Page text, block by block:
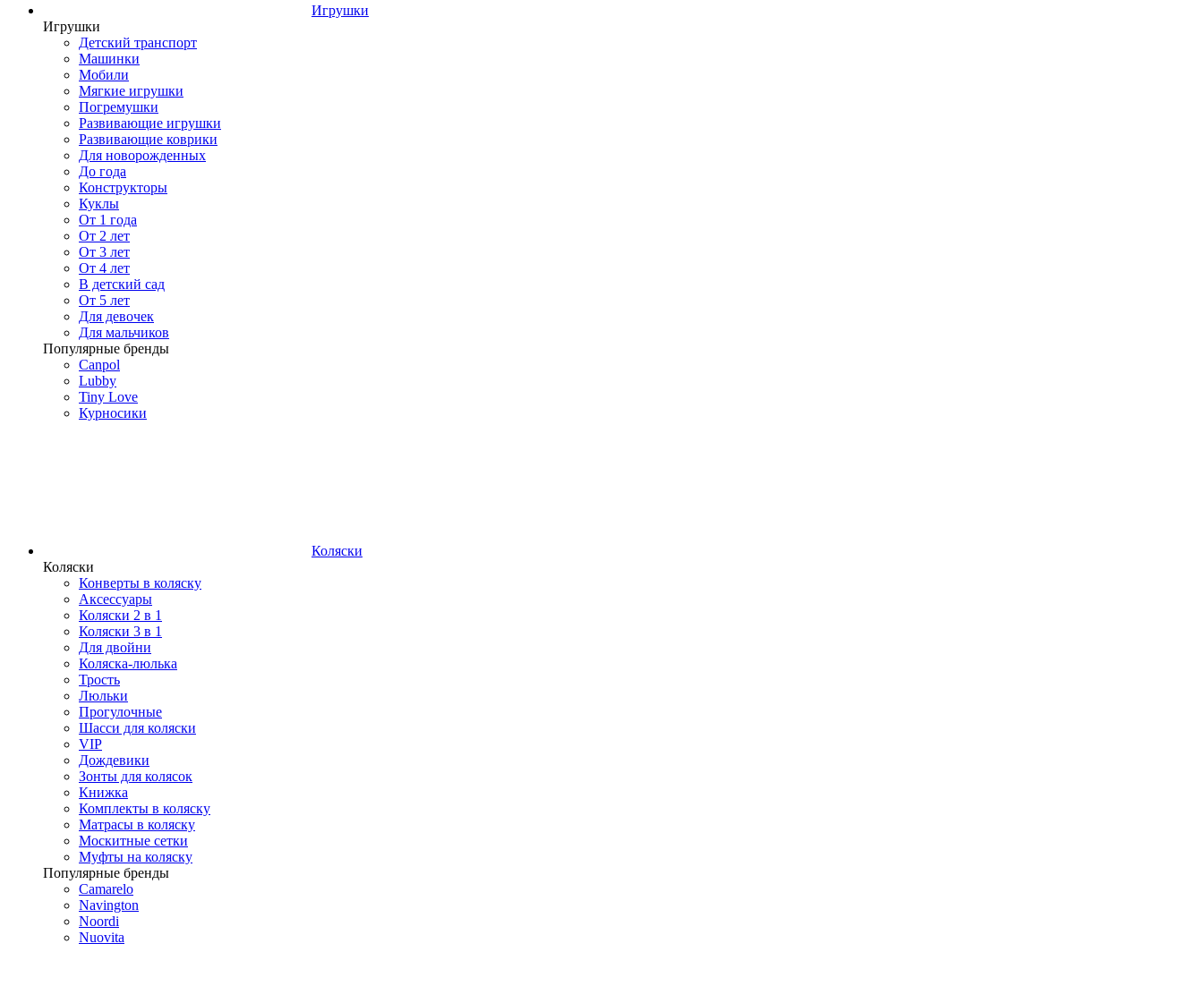
Игрушки
Игрушки
Детский транспорт
Машинки
Мобили
Мягкие игрушки
Погремушки
Развивающие игрушки
Развивающие коврики
Для новорожденных
До года
Конструкторы
Куклы
От 1 года
От 2 лет
От 3 лет
От 4 лет
В детский сад
От 5 лет
Для девочек
Для мальчиков
Популярные бренды
Canpol
Lubby
Tiny Love
Курносики
Коляски
Коляски
Конверты в коляску
Аксессуары
Коляски 2 в 1
Коляски 3 в 1
Для двойни
Коляска-люлька
Трость
Люльки
Прогулочные
Шасси для коляски
VIP
Дождевики
Зонты для колясок
Книжка
Комплекты в коляску
Матрасы в коляску
Москитные сетки
Муфты на коляску
Популярные бренды
Camarelo
Navington
Noordi
Nuovita